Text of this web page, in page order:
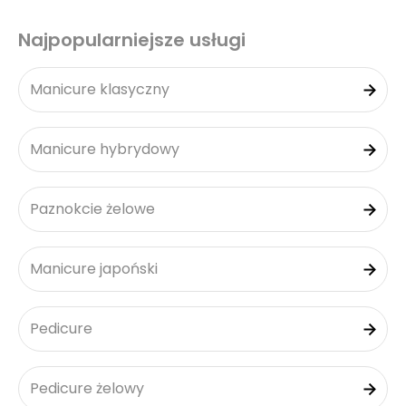
Najpopularniejsze usługi
Manicure klasyczny
Manicure hybrydowy
Paznokcie żelowe
Manicure japoński
Pedicure
Pedicure żelowy